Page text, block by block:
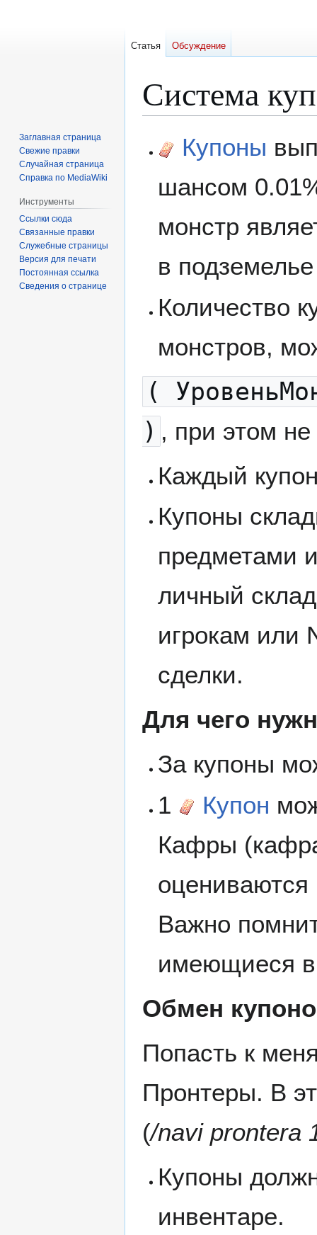
Система
Купоны
шансом
монстр
в
Количество
монстров,
(
) , при этом
Каждый
Купоны
предметами
личный
игрокам или
сделки.
Для чего
За купоны
1
Купон
Кафры
Важно
имеющиеся в
Обмен
Попасть к
Пронтеры. В
(/navi prontera
Купоны
инвентаре.
Статья Обсуждение
Заглавная страница
Свежие правки
Случайная страница
Справка по MediaWiki
Инструменты
Ссылки сюда
Связанные правки
Служебные страницы
Версия для печати
Постоянная ссылка
Сведения о странице